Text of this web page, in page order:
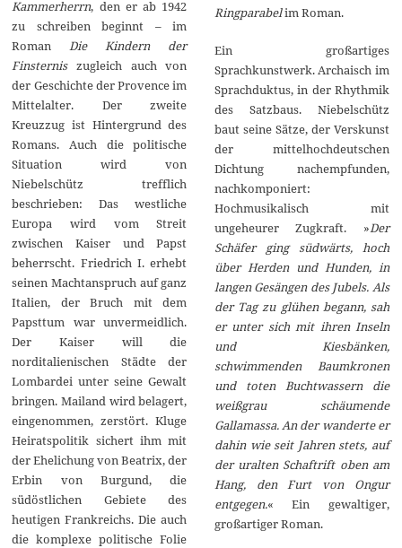
Kammerherrn, den er ab 1942
zu schreiben beginnt – im
RomanDie Kindern der
Finsterniszugleich auch von
der Geschichte der Provence im
Mittelalter. Der zweite
Kreuzzug ist Hintergrund des
Romans. Auch die politische
Situation wird von
Niebelschütz trefflich
beschrieben: Das westliche
Europa wird vom Streit
zwischen Kaiser und Papst
beherrscht. Friedrich I. erhebt
seinen Machtanspruch auf ganz
Italien, der Bruch mit dem
Papsttum war unvermeidlich.
Der Kaiser will die
norditalienischen Städte der
Lombardei unter seine Gewalt
bringen. Mailand wird belagert,
eingenommen, zerstört. Kluge
Heiratspolitik sichert ihm mit
der Ehelichung von Beatrix, der
Erbin von Burgund, die
südöstlichen Gebiete des
heutigen Frankreichs. Die auch
die komplexe politische Folie
Ringparabelim Roman.
Ein großartiges
Sprachkunstwerk. Archaisch im
Sprachduktus, in der Rhythmik
des Satzbaus. Niebelschütz
baut seine Sätze, der Verskunst
der mittelhochdeutschen
Dichtung nachempfunden,
nachkomponiert:
Hochmusikalisch mit
ungeheurer Zugkraft. »Der
Schäfer ging südwärts, hoch
über Herden und Hunden, in
langen Gesängen des Jubels. Als
der Tag zu glühen begann, sah
er unter sich mit ihren Inseln
und Kiesbänken,
schwimmenden Baumkronen
und toten Buchtwassern die
weißgrau schäumende
Gallamassa. An der wanderte er
dahin wie seit Jahren stets, auf
der uralten Schaftrift oben am
Hang, den Furt von Ongur
entgegen.« Ein gewaltiger,
großartiger Roman.